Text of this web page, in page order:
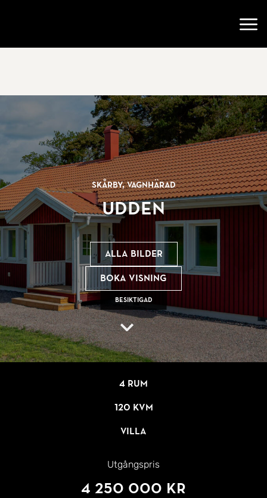
Skårby, Vagnhärad
Udden
Besiktigad
Alla bilder
Boka visning
4 rum
120 kvm
Villa
Utgångspris
4 250 000 kr